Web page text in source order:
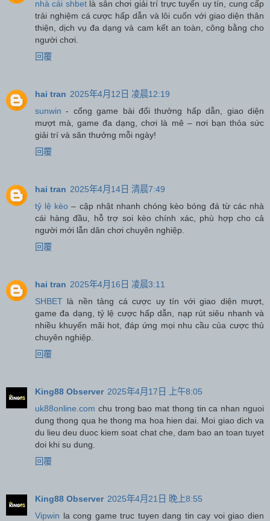
nhà cái shbetlà sân chơi giải trí trực tuyến uy tín, cung cấp
trải nghiệm cá cược hấp dẫn và lôi cuốn với giao diện thân
thiện, dịch vụ đa dạng và cam kết an toàn, công bằng cho
người chơi.
回覆
hai tran 2025年4月12日 凌晨12:19
sunwin - cổng game bài đổi thưởng hấp dẫn, giao diện
mượt mà, game đa dạng, chơi là mê – nơi bạn thỏa sức
giải trí và săn thưởng mỗi ngày!
回覆
hai tran 2025年4月14日 清晨7:49
tỷ lệ kèo – cập nhật nhanh chóng kèo bóng đá từ các nhà
cái hàng đầu, hỗ trợ soi kèo chính xác, phù hợp cho cả
người mới lẫn dân chơi chuyên nghiệp.
回覆
hai tran 2025年4月16日 凌晨3:11
SHBET là nền tảng cá cược uy tín với giao diện mượt,
game đa dạng, tỷ lệ cược hấp dẫn, nạp rút siêu nhanh và
nhiều khuyến mãi hot, đáp ứng mọi nhu cầu của cược thủ
chuyên nghiệp.
回覆
King88 Observer 2025年4月17日 上午8:05
uk88online.com chu trong bao mat thong tin ca nhan nguoi
dung thong qua he thong ma hoa hien dai. Moi giao dich va
du lieu deu duoc kiem soat chat che, dam bao an toan tuyet
doi khi su dung.
回覆
King88 Observer 2025年4月21日 晚上8:55
Vipwin la cong game truc tuyen dang tin cay voi giao dien